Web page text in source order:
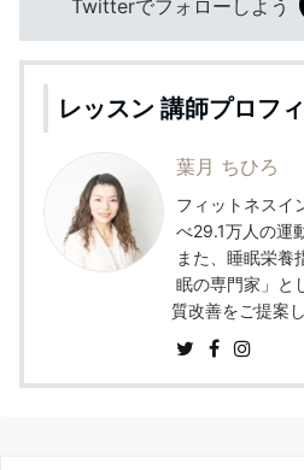
Twitterでフォローしよう
レッスン 講師プロフ
葉月 ちひろ
フィットネスイ
べ29.1万人の運
また、睡眠栄養
眠の専門家」と
質改善をご提案